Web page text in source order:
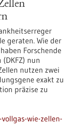
geraten. Wie der
Forschende
nun
nutzen zwei
exakt zu
präzise zu
wie-zellen-